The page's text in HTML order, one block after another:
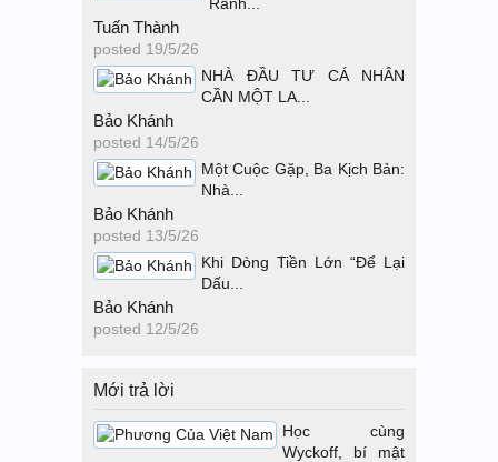
Tuấn Thành
posted 19/5/26
NHÀ ĐẦU TƯ CÁ NHÂN
CẦN MỘT LA...
Bảo Khánh
posted 14/5/26
Một Cuộc Gặp, Ba Kịch Bản:
Nhà...
Bảo Khánh
posted 13/5/26
Khi Dòng Tiền Lớn “Để Lại
Dấu...
Bảo Khánh
posted 12/5/26
Mới trả lời
Học cùng
Wyckoff, bí mật